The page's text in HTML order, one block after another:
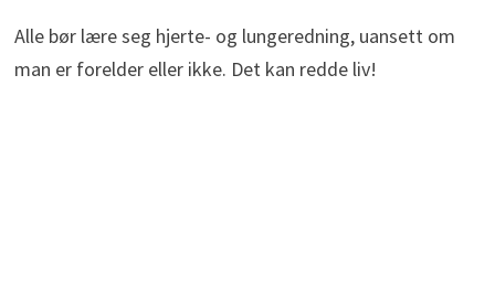
Alle bør lære seg hjerte- og lungeredning, uansett om
man er forelder eller ikke. Det kan redde liv!